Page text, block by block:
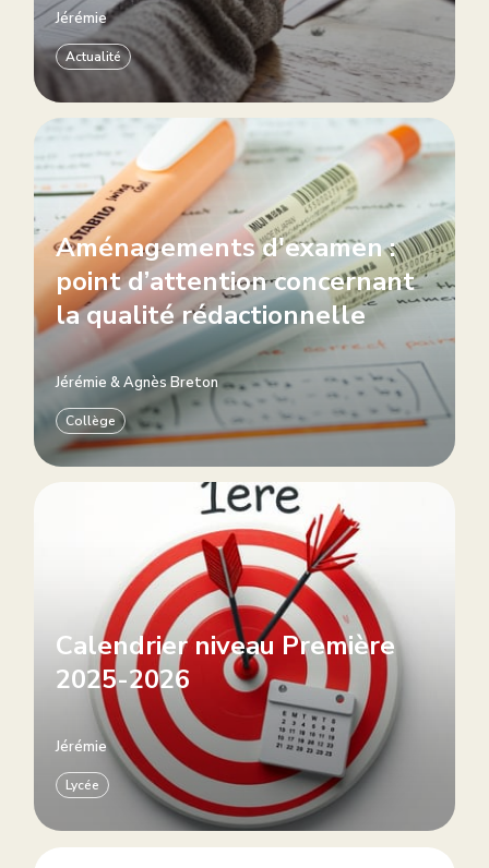
Jérémie
Actualité
Aménagements d'examen :
point d’attention concernant
la qualité rédactionnelle
Jérémie &Agnès Breton
Collège
Calendrier niveau Première
2025-2026
Jérémie
Lycée